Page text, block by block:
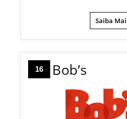
Saiba
16 Bob’s